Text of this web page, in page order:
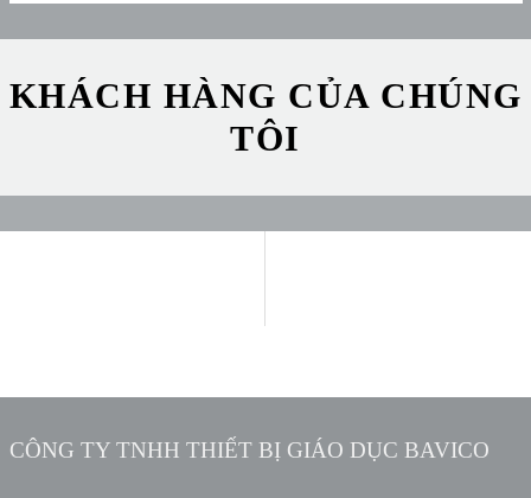
KHÁCH HÀNG CỦA CHÚNG
TÔI
CÔNG TY TNHH THIẾT BỊ GIÁO DỤC BAVICO